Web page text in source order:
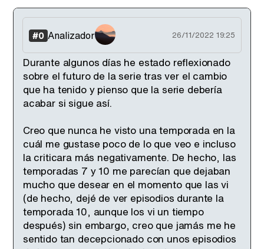
#0 Analizador 26/11/2022 19:25
Durante algunos días he estado reflexionado
sobre el futuro de la serie tras ver el cambio
que ha tenido y pienso que la serie debería
acabar si sigue así.
Creo que nunca he visto una temporada en la
cuál me gustase poco de lo que veo e incluso
la criticara más negativamente. De hecho, las
temporadas 7 y 10 me parecían que dejaban
mucho que desear en el momento que las vi
(de hecho, dejé de ver episodios durante la
temporada 10, aunque los vi un tiempo
después) sin embargo, creo que jamás me he
sentido tan decepcionado con unos episodios